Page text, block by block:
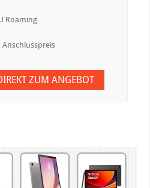
Roaming
Anschlusspreis
ZUM ANGEBOT